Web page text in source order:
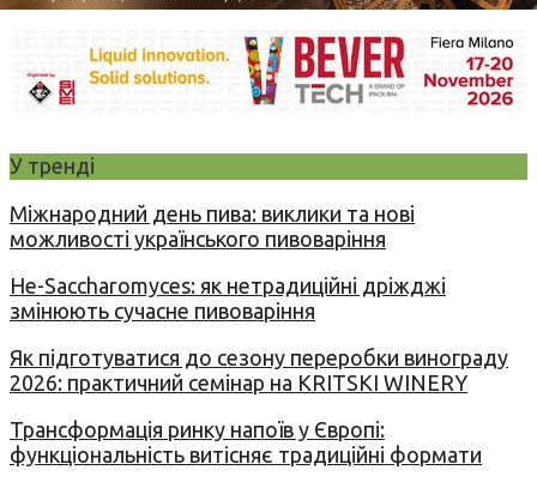
У тренді
Міжнародний день пива: виклики та нові
можливості українського пивоваріння
Не-Saccharomyces: як нетрадиційні дріжджі
змінюють сучасне пивоваріння
Як підготуватися до сезону переробки винограду
2026: практичний семінар на KRITSKI WINERY
Трансформація ринку напоїв у Європі:
функціональність витісняє традиційні формати